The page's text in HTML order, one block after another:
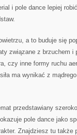
i pole dance lepiej
a to buduje się
związane z brzuchem i
czy inne formy ruchu
ma wynikać z
przedstawiany
pole dance jako
Znajdziesz tu także